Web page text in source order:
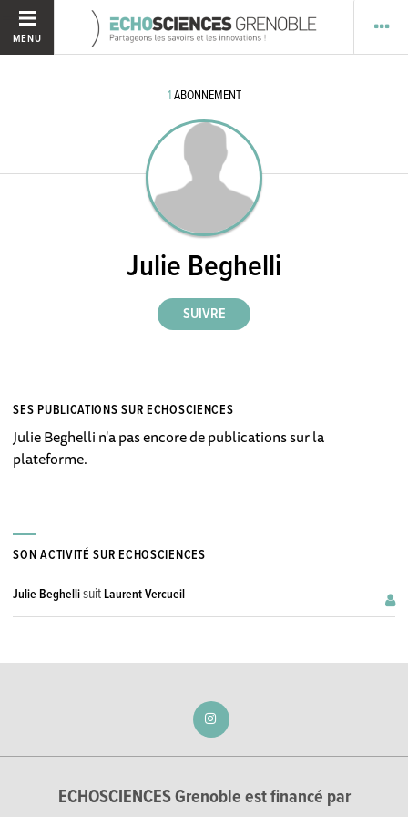
MENU
1ABONNEMENT
Julie Beghelli
SES PUBLICATIONS SUR ECHOSCIENCES
Julie Beghelli n'a pas encore de publications sur la
plateforme.
SON ACTIVITÉ SUR ECHOSCIENCES
Julie BeghellisuitLaurent Vercueil
ECHOSCIENCES Grenoble est financé par